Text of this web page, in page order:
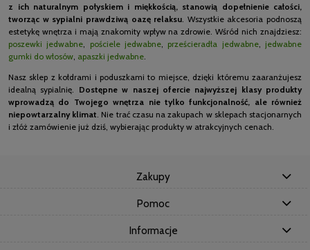
z ich naturalnym połyskiem i miękkością, stanowią dopełnienie całości,
tworząc w sypialni prawdziwą oazę relaksu . Wszystkie akcesoria podnoszą
estetykę wnętrza i mają znakomity wpływ na zdrowie. Wśród nich znajdziesz:
poszewki jedwabne
pościele jedwabne prześcieradła jedwabne, jedwabne
gumki do włosów apaszki jedwabne
Nasz sklep z kołdrami i poduszkami to miejsce, dzięki któremu zaaranżujesz
idealną sypialnię. Dostępne w naszej ofercie najwyższej klasy produkty
wprowadzą do Twojego wnętrza nie tylko funkcjonalność, ale również
niepowtarzalny klimat . Nie trać czasu na zakupach w sklepach stacjonarnych
i złóż zamówienie już dziś, wybierając produkty w atrakcyjnych cenach.
Zakupy
Pomoc
Informacje